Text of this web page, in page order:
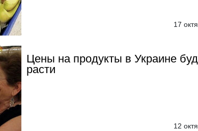
17
Цены на продукты в Украине
расти
12